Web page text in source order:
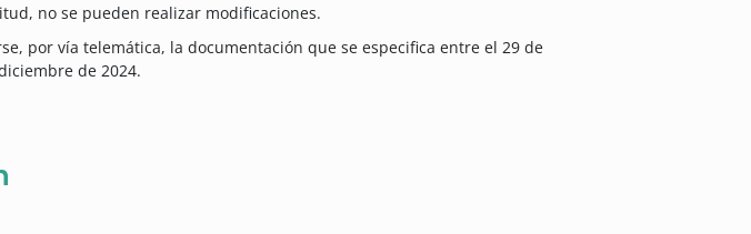
no se pueden realizar modificaciones.
por vía telemática, la documentación que se especifica entre el 29 de
de 2024.